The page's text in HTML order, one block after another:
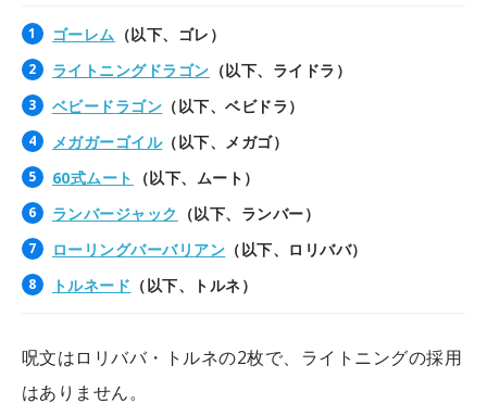
ゴーレム （以下、ゴレ）
ライトニングドラゴン （以下、ライドラ）
ベビードラゴン （以下、ベビドラ）
メガガーゴイル（以下、メガゴ）
60式ムート
（以下、ムート）
ランバージャック
（以下、ランバー）
ローリングバーバリアン （以下、ロリババ）
トルネード （以下、トルネ）
呪文はロリババ・トルネの2枚で、ライトニングの採用
はありません。